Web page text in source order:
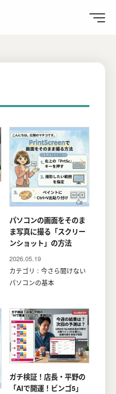
パソコンの画面をそのま
ま写真に撮る「スクリー
ンショット」の方法
2026.05.19
カテゴリ : 今さら聞けない
パソコンの基本
ガチ検証！店長・平野の
「AIで開運！ビンゴ5」